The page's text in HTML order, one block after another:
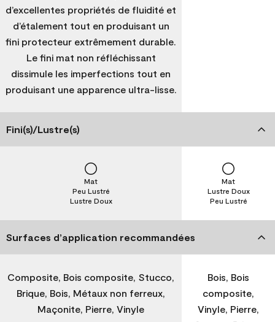
d’excellentes propriétés de fluidité et
d’étalement tout en produisant un
fini protecteur extrêmement durable.
Le fini mat non réfléchissant
dissimule les imperfections tout en
produisant une apparence ultra-lisse.
Fini(s)/Lustre(s)
Lustre Doux
Peu Lustré
Mat
Peu Lustré
Lustre Doux
Mat
Surfaces d’application recommandées
Composite, Bois composite, Stucco,
Brique, Bois, Métaux non ferreux,
Maçonite, Pierre, Vinyle
Bois, Bois
composite,
Vinyle, Pierre,